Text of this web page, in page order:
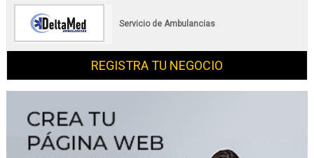
Servicio de Ambulancias
REGISTRA TU NEGOCIO